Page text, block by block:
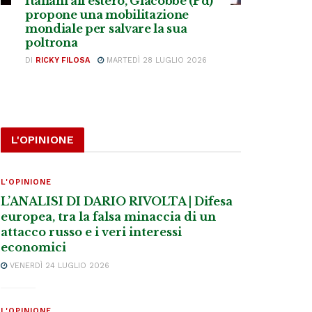
propone una mobilitazione
mondiale per salvare la sua
poltrona
DI RICKY FILOSA MARTEDÌ 28 LUGLIO 2026
L'OPINIONE
L'OPINIONE
L’ANALISI DI DARIO RIVOLTA | Difesa
europea, tra la falsa minaccia di un
attacco russo e i veri interessi
economici
VENERDÌ 24 LUGLIO 2026